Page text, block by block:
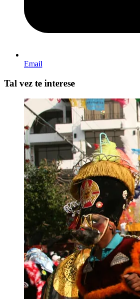
Email
Tal vez te interese